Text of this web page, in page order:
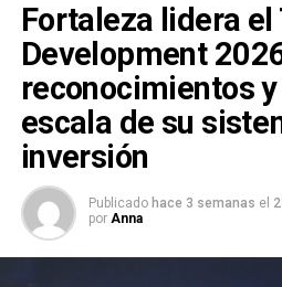
Fortaleza lidera el
Development
reconocimientos
escala de su
inversión
Publicado hace 3 semanas el
por Anna